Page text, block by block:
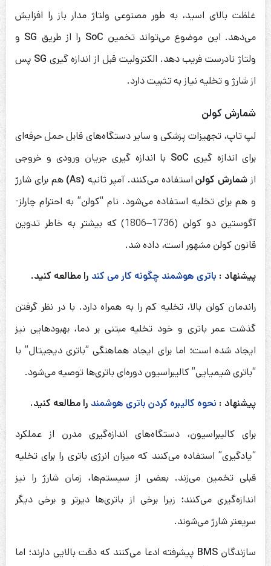
غلظت بالای اسید، به طور مصنوعی ولتاژ مدار باز را افزایش
می‌دهد. این موضوع می‌تواند تخمین SoC را از طریق SG و
ولتاژ نادرست فریب دهد. الکترولیت قبل از اندازه گیری SG پس
از شارژ و تخلیه نیاز به تثبیت دارد.
شمارش کولن
لپ تاپ، تجهیزات پزشکی و سایر دستگاه‌های قابل حمل حرفه‌ای
برای اندازه گیری SoC با اندازه گیری جریان ورودی و خروجی
از شمارش کولناستفاده می‌کنند. آمپر ثانیه (As)
هم برای شارژ
و هم برای تخلیه استفاده می‌شود. نام “کولن” به احترام چارلز-
آگوستین دو کولن (1736–1806) که بیشتر به خاطر تدوین
قانون کولن مشهور است، داده شد.
پیشنهاد : باتری هوشمند چگونه کار می کند را مطالعه کنید.
راندمان کولن بالا، تخلیه کم را به همراه دارد. با در نظر گرفتن
گذشت عمر باتری و خود تخلیه مبتنی بر دما، بهبودهایی نیز
ایجاد شده است؛ اما برای ایجاد هماهنگی “باتری دیجیتال” با
“باتری شیمیایی” کالیبراسیون دوره‌ای باتری‌ها توصیه می‌شود.
پیشنهاد : نحوه کالیبره کردن باتری هوشمند را مطالعه کنید.
برای کالیبراسیون، دستگاه‌های اندازه‌گیری مدرن از عملکرد
“یادگیری” استفاده می‌کنند که میزان انرژی باتری را برای تخلیه
قبلی تخمین می‌زند. بعضی از سیستم‌ها، زمان شارژ را نیز
اندازه‌گیری می‌کنند؛ زیرا برخی از باتری‌ها دیرتر و برخی دیگر
سریعتر شارژ می‌شوند.
سازندگانBMS پیشرفته ادعا می‌کنند که دقت بالایی دارند؛ اما